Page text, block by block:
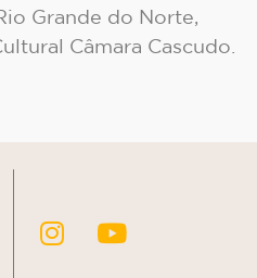
Grande do Norte,
Câmara Cascudo.